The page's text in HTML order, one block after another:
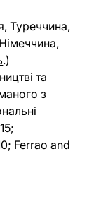
Туреччина,
.)
та
з
Ferrao and